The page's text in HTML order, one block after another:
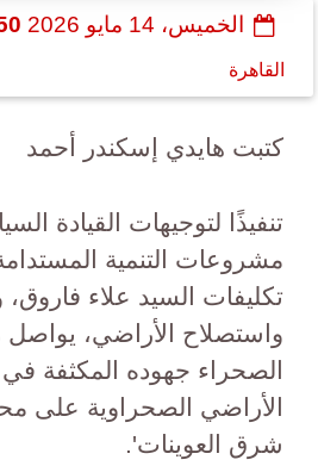
الخميس، 14 مايو 2026
القاهرة
كتبت هايدي إسكندر أحمد
تنفيذًا لتوجيهات القيادة
مشروعات التنمية
تكليفات السيد علاء فاروق،
واستصلاح الأراضي،
الصحراء جهوده المكثفة
الأراضي الصحراوية على
شرق العوينات'.